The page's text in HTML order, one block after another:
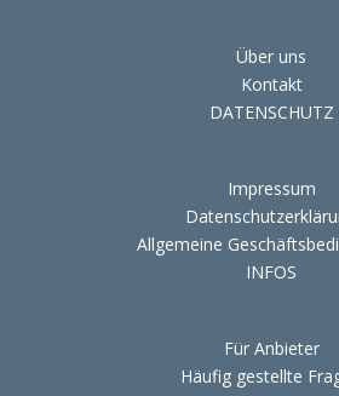
Über uns
Kontakt
DATENSCHUTZ
Impressum
Allgemeine
INFOS
Für Anbieter
Häufig gestellte